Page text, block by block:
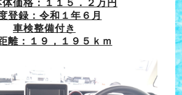
価格：１１５．２万円
登録：令和１年６月
車検整備付き
離：１９，１９５ｋｍ